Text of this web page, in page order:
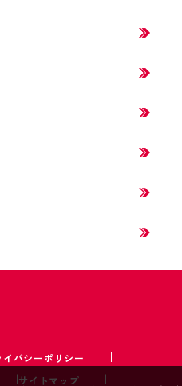
イバシーポリシー
サイトマップ